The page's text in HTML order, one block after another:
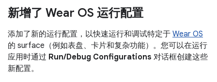
新增了 Wear OS 运行配置
添加了新的运行配置，以快速运行和调试特定于 Wear OS
的 surface（例如表盘、卡片和复杂功能）。您可以在运行
应用时通过 Run/Debug Configurations 对话框创建这些
新配置。